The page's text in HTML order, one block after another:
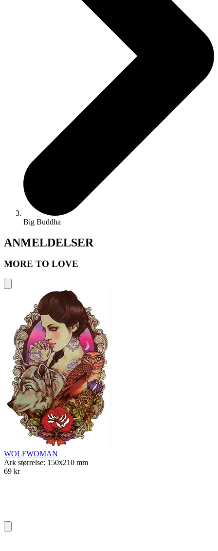
Big Buddha
ANMELDELSER
MORE TO LOVE
WOLFWOMAN
Ark størrelse: 150x210 mm
69 kr